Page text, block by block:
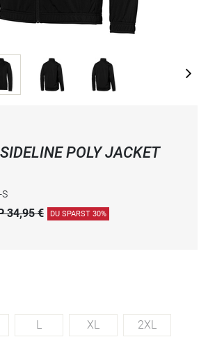
POLY JACKET
34,95 € DU SPARST 30%
L XL 2XL